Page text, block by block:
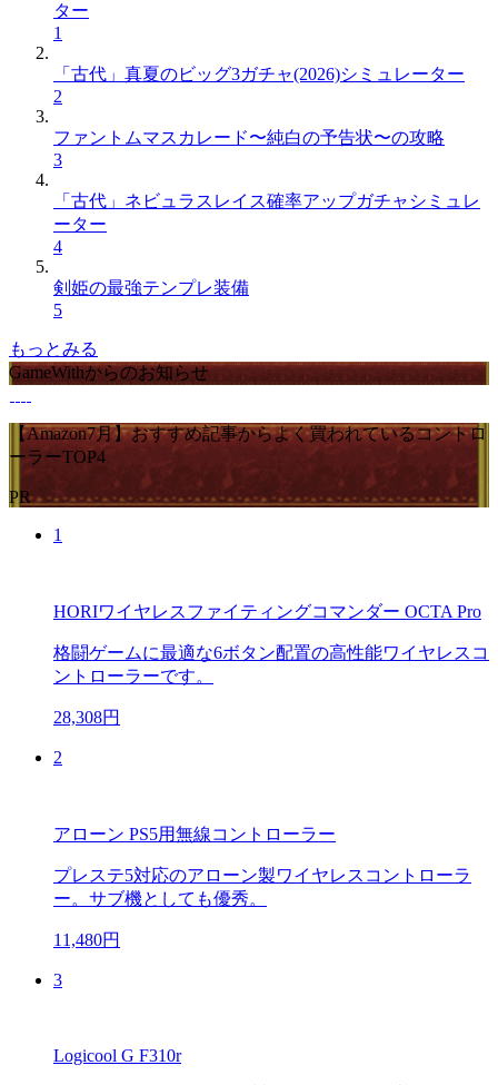
ター
1
「古代」真夏のビッグ3ガチャ(2026)シミュレーター
2
ファントムマスカレード〜純白の予告状〜の攻略
3
「古代」ネビュラスレイス確率アップガチャシミュレ
ーター
4
剣姫の最強テンプレ装備
5
もっとみる
GameWithからのお知らせ
【Amazon7月】おすすめ記事からよく買われているコントロ
ーラーTOP4
PR
1
HORIワイヤレスファイティングコマンダー OCTA Pro
格闘ゲームに最適な6ボタン配置の高性能ワイヤレスコ
ントローラーです。
28,308円
2
アローン PS5用無線コントローラー
プレステ5対応のアローン製ワイヤレスコントローラ
ー。サブ機としても優秀。
11,480円
3
Logicool G F310r